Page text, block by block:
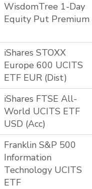
WisdomTree 1-Day
Equity Put Premium
iShares STOXX
Europe 600 UCITS
ETF EUR (Dist)
iShares FTSE All-
World UCITS ETF
USD (Acc)
Franklin S&P 500
Information
Technology UCITS
ETF